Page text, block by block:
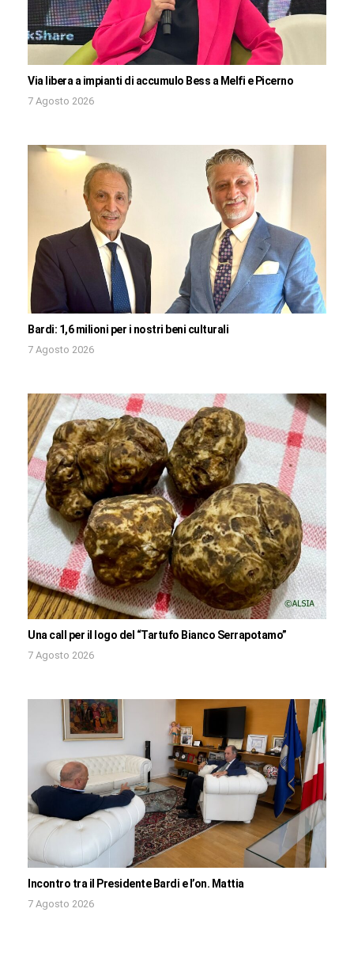
Via libera a impianti di accumulo Bess a Melfi e Picerno
7 Agosto 2026
Bardi: 1,6 milioni per i nostri beni culturali
7 Agosto 2026
Una call per il logo del “Tartufo Bianco Serrapotamo”
7 Agosto 2026
Incontro tra il Presidente Bardi e l’on. Mattia
7 Agosto 2026